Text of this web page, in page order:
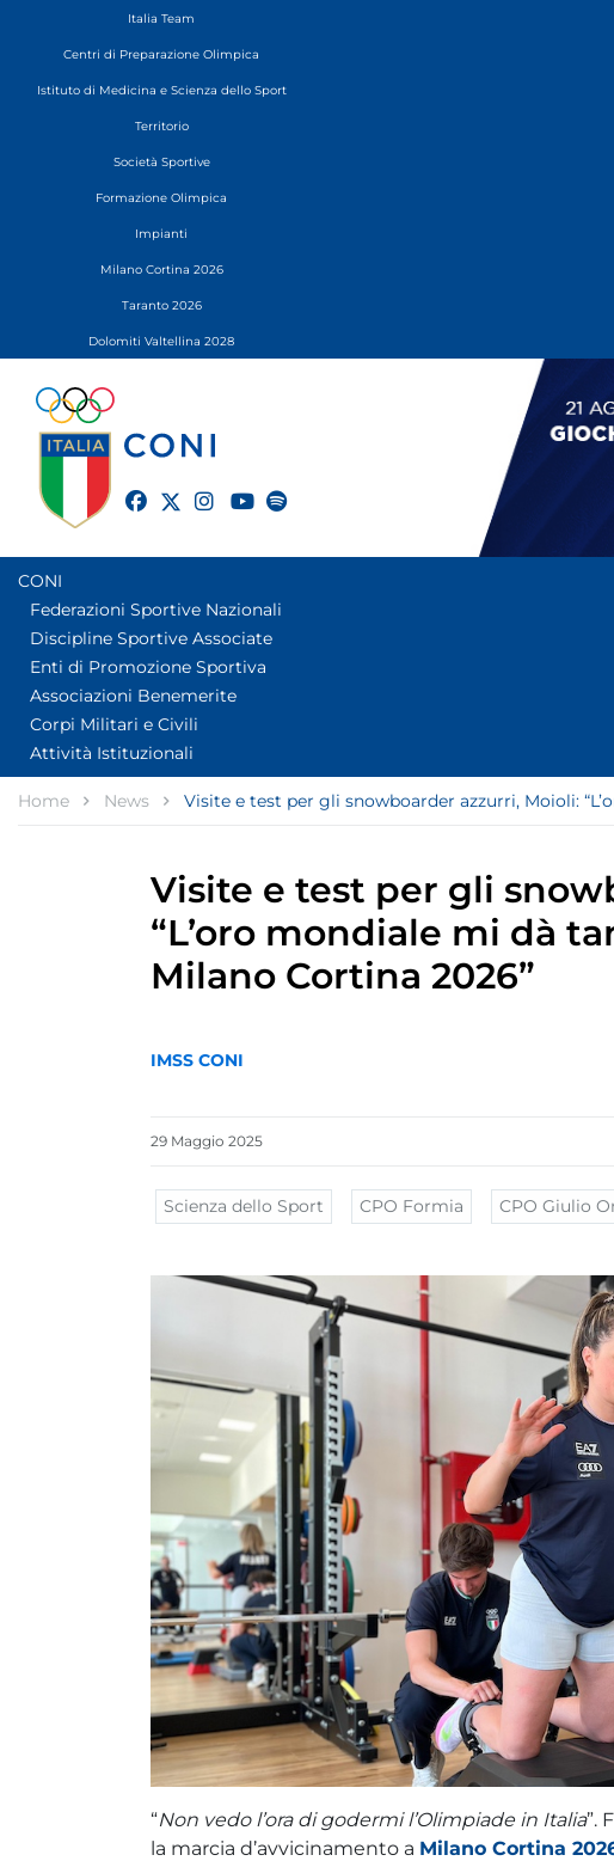
Italia Team
Centri di Preparazione Olimpica
Istituto di Medicina e Scienza dello Sport
Territorio
Società Sportive
Formazione Olimpica
Impianti
Milano Cortina 2026
Taranto 2026
Dolomiti Valtellina 2028
twitter
CONI
Federazioni Sportive Nazionali
Discipline Sportive Associate
Enti di Promozione Sportiva
Associazioni Benemerite
Corpi Militari e Civili
Attività Istituzionali
Home News Visite e test per gli snowboarder azzurri, Moioli:
Visite e test per gli
“L’oro mondiale mi dà
Milano Cortina 2026”
IMSS CONI
29 Maggio 2025
Scienza dello Sport CPO Formia CPO Giulio
“Non vedo l’ora di godermi l’Olimpiade in Italia”.
la marcia d’avvicinamento a Milano Cortina